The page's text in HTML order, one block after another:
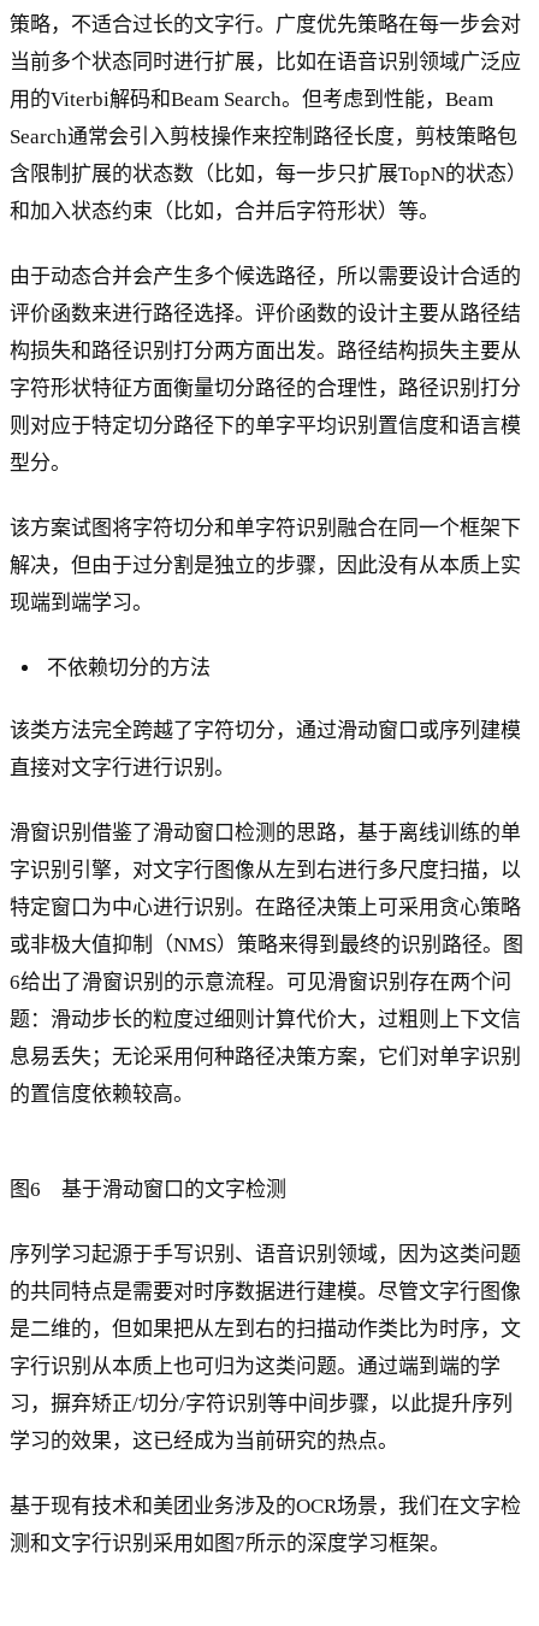
策略，不适合过长的文字行。广度优先策略在每一步会对
当前多个状态同时进行扩展，比如在语音识别领域广泛应
用的Viterbi解码和Beam Search。但考虑到性能，Beam
Search通常会引入剪枝操作来控制路径长度，剪枝策略包
含限制扩展的状态数（比如，每一步只扩展TopN的状态）
和加入状态约束（比如，合并后字符形状）等。
由于动态合并会产生多个候选路径，所以需要设计合适的
评价函数来进行路径选择。评价函数的设计主要从路径结
构损失和路径识别打分两方面出发。路径结构损失主要从
字符形状特征方面衡量切分路径的合理性，路径识别打分
则对应于特定切分路径下的单字平均识别置信度和语言模
型分。
该方案试图将字符切分和单字符识别融合在同一个框架下
解决，但由于过分割是独立的步骤，因此没有从本质上实
现端到端学习。
不依赖切分的方法
该类方法完全跨越了字符切分，通过滑动窗口或序列建模
直接对文字行进行识别。
滑窗识别借鉴了滑动窗口检测的思路，基于离线训练的单
字识别引擎，对文字行图像从左到右进行多尺度扫描，以
特定窗口为中心进行识别。在路径决策上可采用贪心策略
或非极大值抑制（NMS）策略来得到最终的识别路径。图
6给出了滑窗识别的示意流程。可见滑窗识别存在两个问
题：滑动步长的粒度过细则计算代价大，过粗则上下文信
息易丢失；无论采用何种路径决策方案，它们对单字识别
的置信度依赖较高。
图6 基于滑动窗口的文字检测
序列学习起源于手写识别、语音识别领域，因为这类问题
的共同特点是需要对时序数据进行建模。尽管文字行图像
是二维的，但如果把从左到右的扫描动作类比为时序，文
字行识别从本质上也可归为这类问题。通过端到端的学
习，摒弃矫正/切分/字符识别等中间步骤，以此提升序列
学习的效果，这已经成为当前研究的热点。
基于现有技术和美团业务涉及的OCR场景，我们在文字检
测和文字行识别采用如图7所示的深度学习框架。